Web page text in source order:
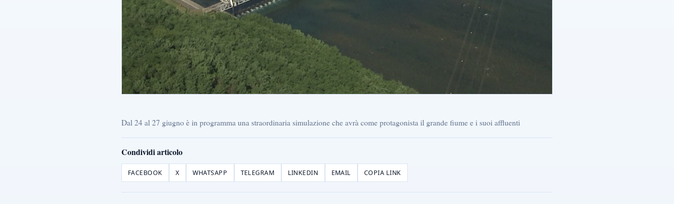
Dal 24 al 27 giugno è in programma una straordinaria simulazione che avrà come protagonista il grande fiume e i suoi affluenti
Condividi articolo
FACEBOOK X WHATSAPP TELEGRAM LINKEDIN EMAIL COPIA LINK